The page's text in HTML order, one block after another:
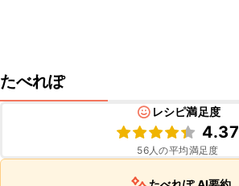
たべれぽ
レシピ満足度
4.37
56人の平均満足度